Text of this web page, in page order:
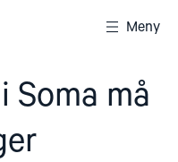
Meny
Soma må